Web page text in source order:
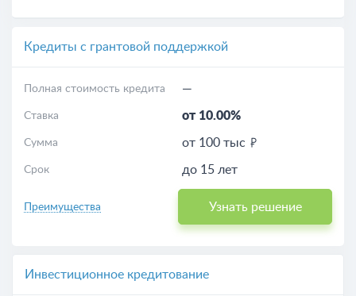
Кредиты с грантовой поддержкой
Полная стоимость кредита —
Ставка от 10.00%
Сумма от 100 тыс
Срок до 15 лет
Преимущества Узнать решение
Инвестиционное кредитование